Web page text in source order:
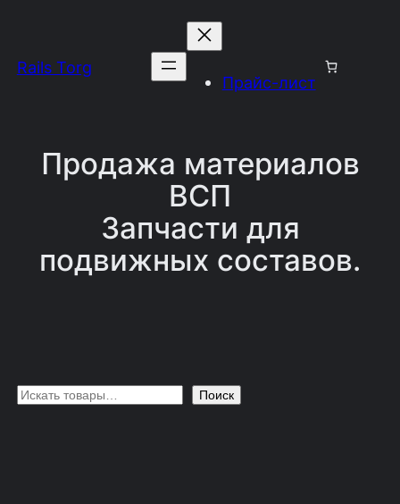
содержимому
Rails Torg
Прайс-лист
Продажа материалов
ВСП
Запчасти для
подвижных составов.
П
Поиск